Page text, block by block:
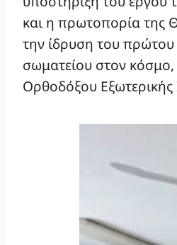
και η πρωτοπορία της
την ίδρυση του πρώτου
σωματείου στον
Ορθοδόξου